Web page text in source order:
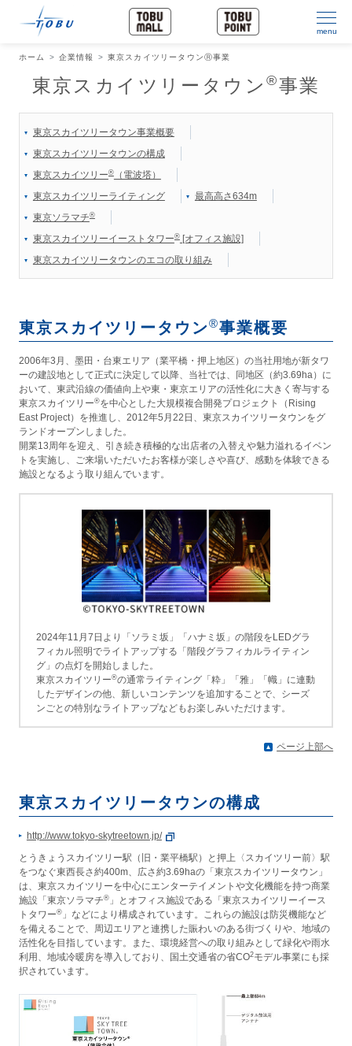
menu
ホーム 企業情報 東京スカイツリータウンⓇ事業
東京スカイツリータウン®事業
東京スカイツリータウン事業概要
東京スカイツリータウンの構成
東京スカイツリー®（電波塔）
東京スカイツリーライティング
最高高さ634m
東京ソラマチ®
東京スカイツリーイーストタワー®[オフィス施設]
東京スカイツリータウンのエコの取り組み
東京スカイツリータウン®事業概要
2006年3月、墨田・台東エリア（業平橋・押上地区）の当社用地が新タワ
ーの建設地として正式に決定して以降、当社では、同地区（約3.69ha）に
おいて、東武沿線の価値向上や東・東京エリアの活性化に大きく寄与する
東京スカイツリー®を中心とした大規模複合開発プロジェクト（Rising
East Project）を推進し、2012年5月22日、東京スカイツリータウンをグ
ランドオープンしました。
開業13周年を迎え、引き続き積極的な出店者の入替えや魅力溢れるイベン
トを実施し、ご来場いただいたお客様が楽しさや喜び、感動を体験できる
施設となるよう取り組んでいます。
2024年11月7日より「ソラミ坂」「ハナミ坂」の階段をLEDグラ
フィカル照明でライトアップする「階段グラフィカルライティン
グ」の点灯を開始しました。
東京スカイツリー®の通常ライティング「粋」「雅」「幟」に連動
したデザインの他、新しいコンテンツを追加することで、シーズ
ンごとの特別なライトアップなどもお楽しみいただけます。
ページ上部へ
東京スカイツリータウンの構成
http://www.tokyo-skytreetown.jp/
とうきょうスカイツリー駅（旧・業平橋駅）と押上〈スカイツリー前〉駅
をつなぐ東西長さ約400m、広さ約3.69haの「東京スカイツリータウン」
は、東京スカイツリーを中心にエンターテイメントや文化機能を持つ商業
施設「東京ソラマチ®」とオフィス施設である「東京スカイツリーイース
トタワー®」などにより構成されています。これらの施設は防災機能など
を備えることで、周辺エリアと連携した賑わいのある街づくりや、地域の
活性化を目指しています。また、環境経営への取り組みとして緑化や雨水
利用、地域冷暖房を導入しており、国土交通省の省CO2モデル事業にも採
択されています。